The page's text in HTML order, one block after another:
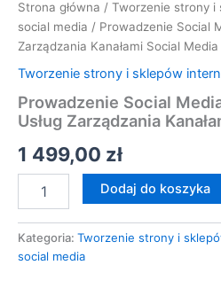
Strona główna / Tworzenie strony i
social media / Prowadzenie Social
Zarządzania Kanałami Social Media
Tworzenie strony i sklepów
Prowadzenie Social
Usług Zarządzania
1 499,00 zł
Dodaj do koszyka
Kategoria: Tworzenie strony i
social media